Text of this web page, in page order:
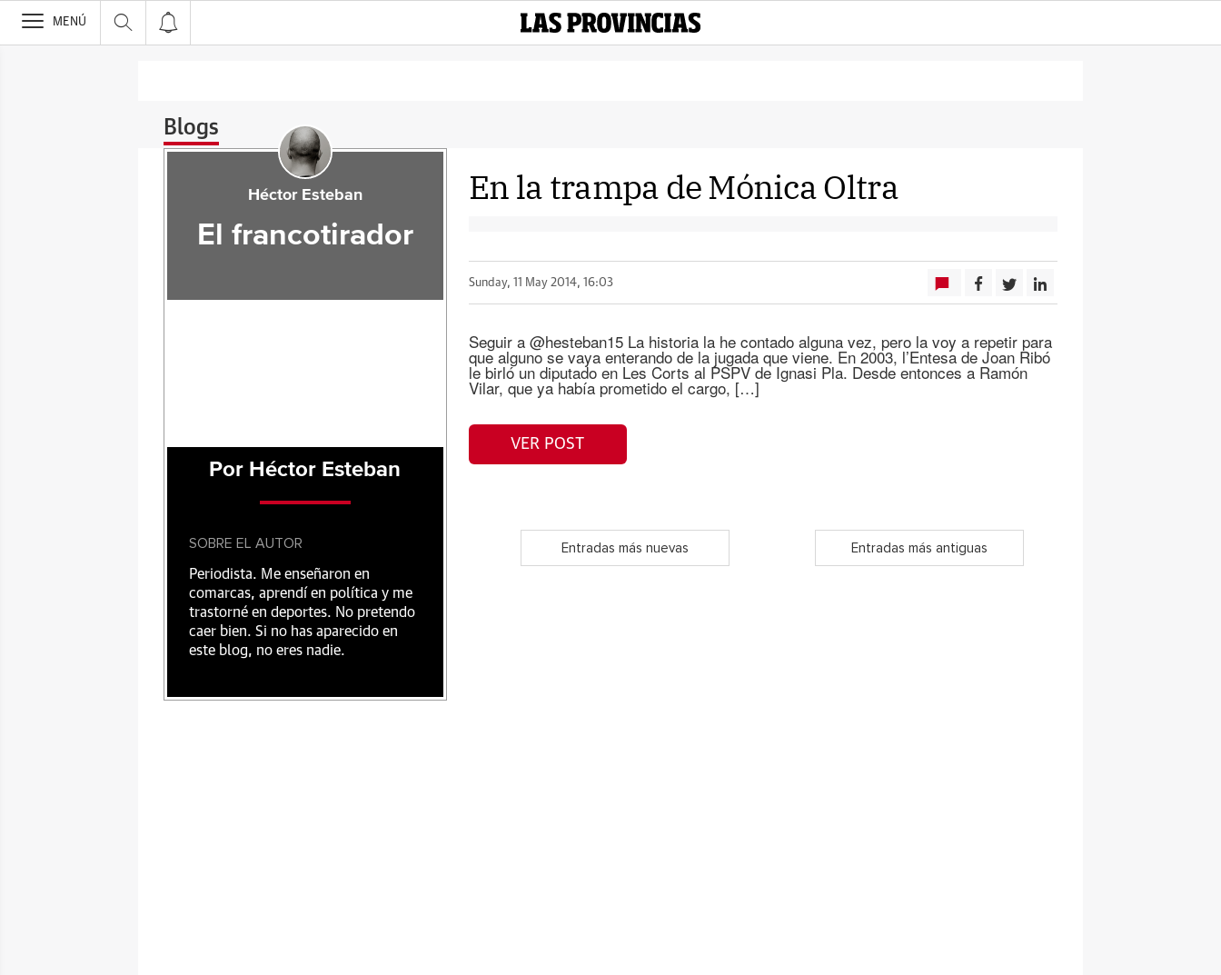
>
MENÚ
Blogs
En la trampa de Mónica Oltra
Sunday, 11 May 2014, 16:03
Seguir a @hesteban15 La historia la he contado alguna vez, pero la voy a repetir para
que alguno se vaya enterando de la jugada que viene. En 2003, l’Entesa de Joan Ribó
le birló un diputado en Les Corts al PSPV de Ignasi Pla. Desde entonces a Ramón
Vilar, que ya había prometido el cargo, […]
VER POST
Entradas más nuevas Entradas más antiguas
Héctor Esteban
El francotirador
Por Héctor Esteban
SOBRE EL AUTOR
Periodista. Me enseñaron en
comarcas, aprendí en política y me
trastorné en deportes. No pretendo
caer bien. Si no has aparecido en
este blog, no eres nadie.